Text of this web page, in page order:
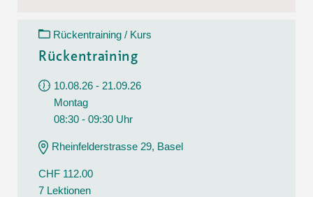
Rückentraining / Kurs
Rückentraining
10.08.26 - 21.09.26
Montag
08:30 - 09:30 Uhr
Rheinfelderstrasse 29, Basel
CHF 112.00
7 Lektionen